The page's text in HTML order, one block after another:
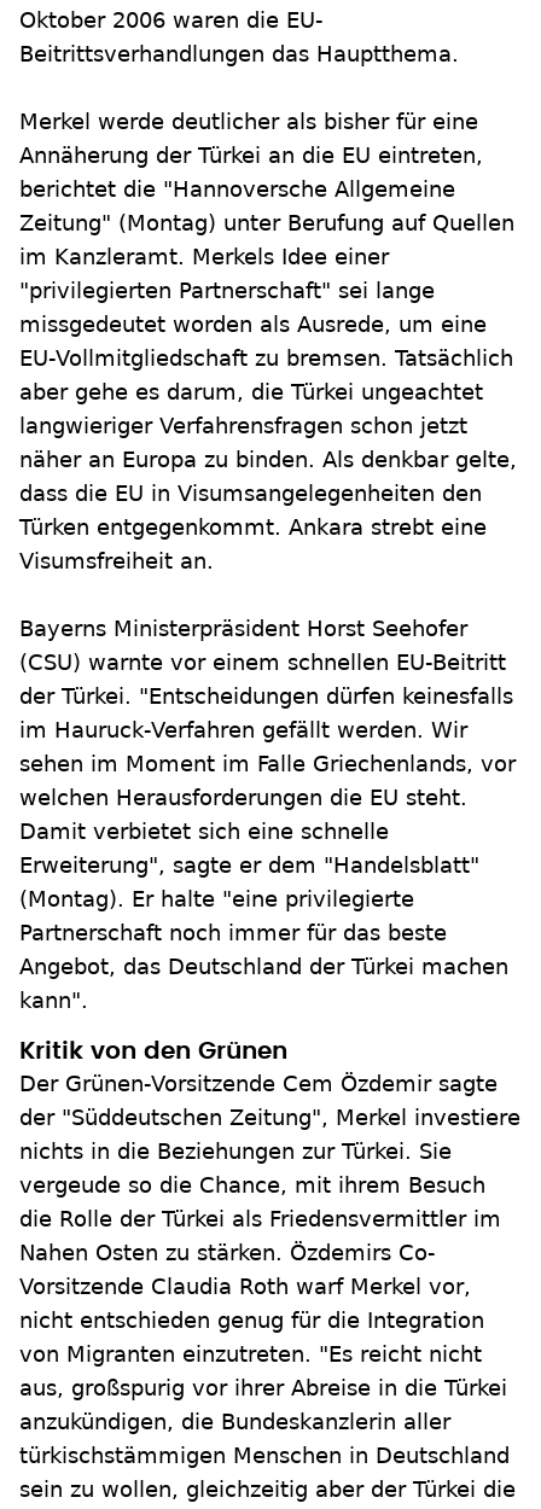
Oktober 2006 waren die EU-
Beitrittsverhandlungen das Hauptthema.
Merkel werde deutlicher als bisher für eine
Annäherung der Türkei an die EU eintreten,
berichtet die "Hannoversche Allgemeine
Zeitung" (Montag) unter Berufung auf Quellen
im Kanzleramt. Merkels Idee einer
"privilegierten Partnerschaft" sei lange
missgedeutet worden als Ausrede, um eine
EU-Vollmitgliedschaft zu bremsen. Tatsächlich
aber gehe es darum, die Türkei ungeachtet
langwieriger Verfahrensfragen schon jetzt
näher an Europa zu binden. Als denkbar gelte,
dass die EU in Visumsangelegenheiten den
Türken entgegenkommt. Ankara strebt eine
Visumsfreiheit an.
Bayerns Ministerpräsident Horst Seehofer
(CSU) warnte vor einem schnellen EU-Beitritt
der Türkei. "Entscheidungen dürfen keinesfalls
im Hauruck-Verfahren gefällt werden. Wir
sehen im Moment im Falle Griechenlands, vor
welchen Herausforderungen die EU steht.
Damit verbietet sich eine schnelle
Erweiterung", sagte er dem "Handelsblatt"
(Montag). Er halte "eine privilegierte
Partnerschaft noch immer für das beste
Angebot, das Deutschland der Türkei machen
kann".
Kritik von den Grünen
Der Grünen-Vorsitzende Cem Özdemir sagte
der "Süddeutschen Zeitung", Merkel investiere
nichts in die Beziehungen zur Türkei. Sie
vergeude so die Chance, mit ihrem Besuch
die Rolle der Türkei als Friedensvermittler im
Nahen Osten zu stärken. Özdemirs Co-
Vorsitzende Claudia Roth warf Merkel vor,
nicht entschieden genug für die Integration
von Migranten einzutreten. "Es reicht nicht
aus, großspurig vor ihrer Abreise in die Türkei
anzukündigen, die Bundeskanzlerin aller
türkischstämmigen Menschen in Deutschland
sein zu wollen, gleichzeitig aber der Türkei die